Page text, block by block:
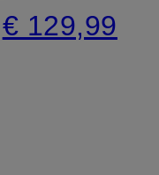
€ 129,99